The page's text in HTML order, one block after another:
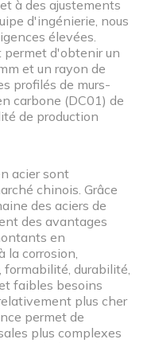
à des ajustements
d'ingénierie, nous
élevées.
d'obtenir un
et un rayon de
profilés de murs-
carbone (DC01) de
de production
acier sont
chinois. Grâce
des aciers de
des avantages
en
la corrosion,
durabilité,
faibles besoins
plus cher
permet de
plus complexes